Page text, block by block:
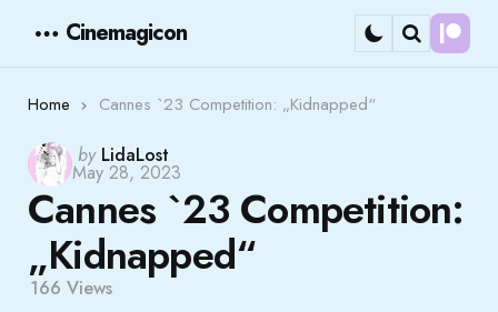
Cinemagicon
Search
Home Cannes `23 Competition: „Kidnapped“
Posted
by
by LidaLost
May 28, 2023
Cannes `23 Competition:
„Kidnapped“
166 Views